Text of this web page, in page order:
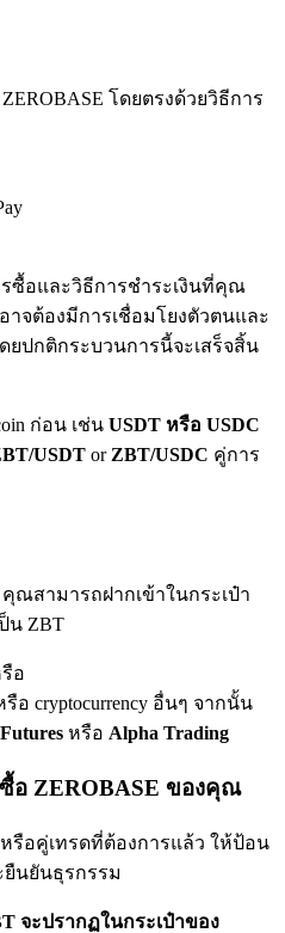
นสด
prize pool
USDT
โดยตรงด้วยวิธีการ
ซื้อและวิธีการชำระเงินที่คุณ
จต้องมีการเชื่อมโยงตัวตนและ
ปกติกระบวนการนี้จะเสร็จสิ้น
ก่อน เช่น USDT หรือ USDC
USDT or ZBT/USDC คู่การ
ณสามารถฝากเข้าในกระเป๋า
น ZBT
อ
รือ cryptocurrency อื่นๆ จากนั้น
Futures หรือ Alpha Trading
อ ZEROBASE ของคุณ
รือคู่เทรดที่ต้องการแล้ว ให้ป้อน
นยันธุรกรรม
จะปรากฏในกระเป๋าของ